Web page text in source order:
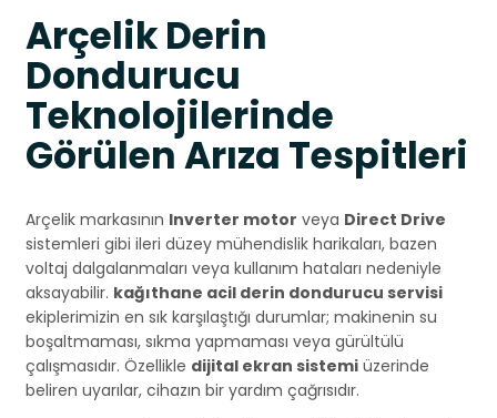
Arçelik Derin
Dondurucu
Teknolojilerinde
Görülen Arıza Tespitleri
Arçelik markasının Inverter motor veya Direct Drive
sistemleri gibi ileri düzey mühendislik harikaları, bazen
voltaj dalgalanmaları veya kullanım hataları nedeniyle
aksayabilir. kağıthane acil derin dondurucu servisi
ekiplerimizin en sık karşılaştığı durumlar; makinenin su
boşaltmaması, sıkma yapmaması veya gürültülü
çalışmasıdır. Özellikle dijital ekran sistemi üzerinde
beliren uyarılar, cihazın bir yardım çağrısıdır.